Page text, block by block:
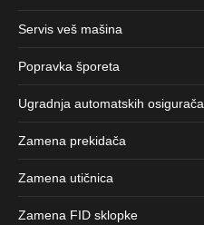
Servis veš mašina
Popravka šporeta
Ugradnja automatskih osigurača
Zamena prekidača
Zamena utičnica
Zamena FID sklopke